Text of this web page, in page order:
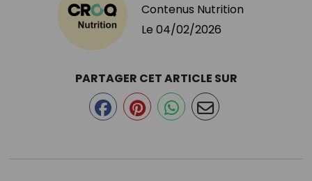
Contenus Nutrition
Le 04/02/2026
PARTAGER CET ARTICLE SUR